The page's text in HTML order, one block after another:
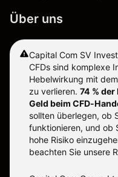
Über uns
Capital Com SV
CFDs sind komplexe
Hebelwirkung mit
zu verlieren. 74 %
Geld beim CFD-
sollten überlegen, ob
funktionieren, und ob
hohe Risiko
beachten Sie unsere